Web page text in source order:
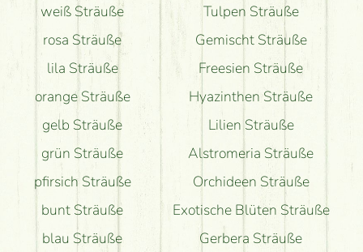
weiß Sträuße
rosa Sträuße
lila Sträuße
orange Sträuße
gelb Sträuße
grün Sträuße
pfirsich Sträuße
bunt Sträuße
blau Sträuße
Tulpen Sträuße
Gemischt Sträuße
Freesien Sträuße
Hyazinthen Sträuße
Lilien Sträuße
Alstromeria Sträuße
Orchideen Sträuße
Exotische Blüten Sträuße
Gerbera Sträuße